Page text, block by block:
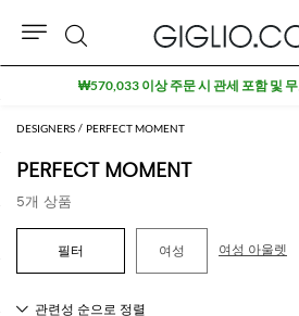
DESIGNERS PERFECT MOMENT
PERFECT MOMENT
5개 상품
여성 여성 아울렛
검
색
₩570,033 이상 주문 시 관세 포함 및